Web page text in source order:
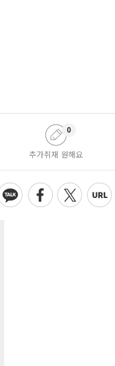
추가취재 원해요
0